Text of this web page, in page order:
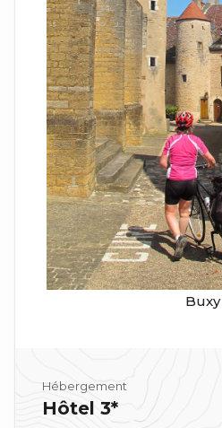
Buxy
Hébergement
Hôtel 3*